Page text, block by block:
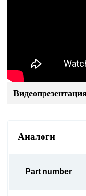
Аналоги
Part number